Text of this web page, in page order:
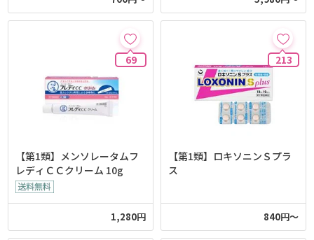
69
【第1類】メンソレータムフ
レディＣＣクリーム 10g
1,280円
213
【第1類】ロキソニンＳプラ
ス
840円～